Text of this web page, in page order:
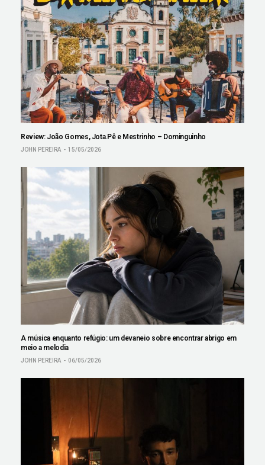
Review: João Gomes, Jota.Pê e Mestrinho – Dominguinho
JOHN PEREIRA 15/05/2026
A música enquanto refúgio: um devaneio sobre encontrar abrigo em
meio a melodia
JOHN PEREIRA 06/05/2026